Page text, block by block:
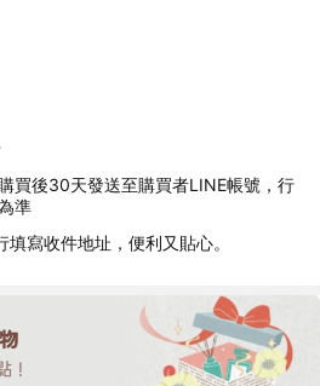
買後30天發送至購買者LINE帳號，行
準
寫收件地址，便利又貼心。